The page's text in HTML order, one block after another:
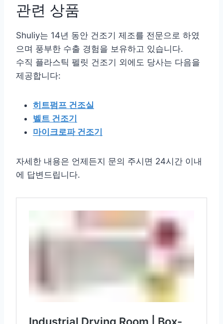
관련 상품
Shuliy는 14년 동안 건조기 제조를 전문으로 하였
으며 풍부한 수출 경험을 보유하고 있습니다.
수직 플라스틱 펠릿 건조기 외에도 당사는 다음을
제공합니다:
히트펌프 건조실
벨트 건조기
마이크로파 건조기
자세한 내용은 언제든지 문의 주시면 24시간 이내
에 답변드립니다.